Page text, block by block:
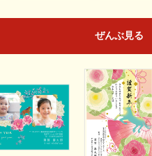
ぜんぶ見る